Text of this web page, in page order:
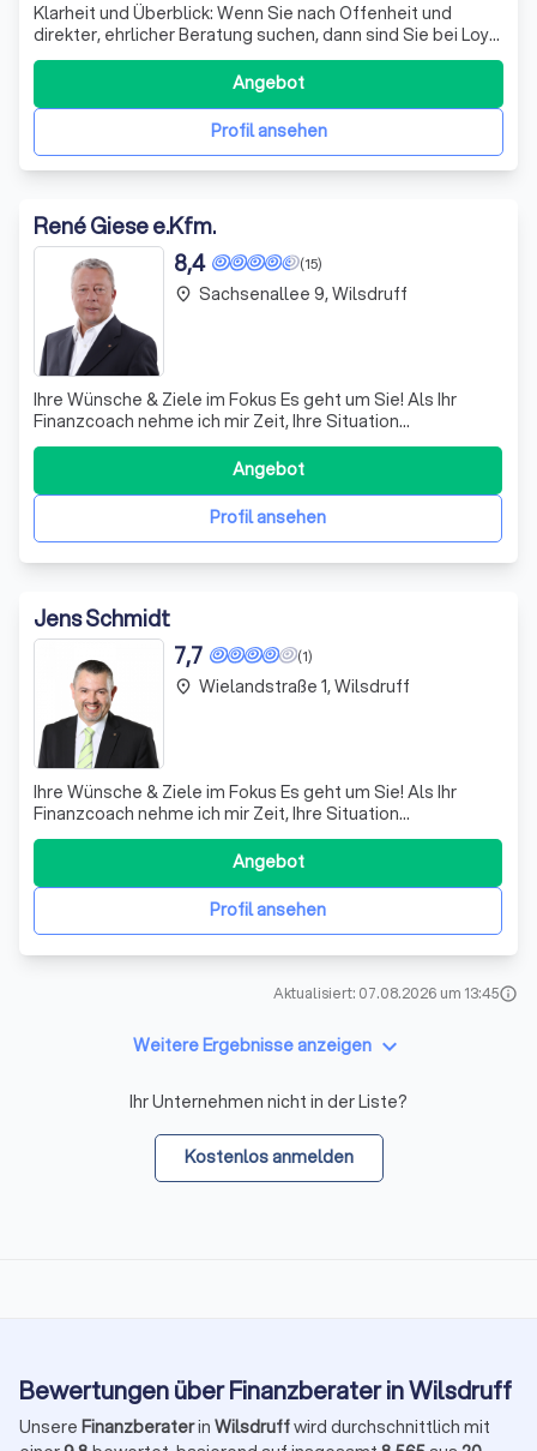
Klarheit und Überblick: Wenn Sie nach Offenheit und
direkter, ehrlicher Beratung suchen, dann sind Sie bei Loyal
Finance richtig.
Profil ansehen
Angebot
René Giese e.Kfm.
(15)
8,4
Ihre Wünsche & Ziele im Fokus Es geht um Sie! Als Ihr
Finanzcoach nehme ich mir Zeit, Ihre Situation
kennenzulernen und zu verstehen, was Sie erreichen
möchten. Und dann mit Ihnen gemeinsam das möglich zu
machen, was möglich ist. Professionelle
Konzeptberatung Sparen, Geldanlage, Versicheru
Profil ansehen
Angebot
place Sachsenallee 9, Wilsdruff
Jens Schmidt
(1)
7,7
Ihre Wünsche & Ziele im Fokus Es geht um Sie! Als Ihr
Finanzcoach nehme ich mir Zeit, Ihre Situation
kennenzulernen und zu verstehen, was Sie erreichen
möchten. Und dann mit Ihnen gemeinsam das möglich zu
machen, was möglich ist. Professionelle
Konzeptberatung Sparen, Geldanlage, Versicheru
Profil ansehen
Angebot
place Wielandstraße 1, Wilsdruff
Aktualisiert: 07.08.2026 um 13:45info
Weitere Ergebnisse anzeigen keyboard_arrow_down
Ihr Unternehmen nicht in der Liste?
Kostenlos anmelden
Bewertungen über Finanzberater in Wilsdruff
Unsere Finanzberaterin Wilsdruffwird durchschnittlich mit